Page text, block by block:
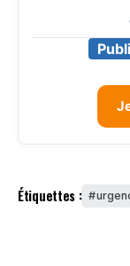
Étiquettes :